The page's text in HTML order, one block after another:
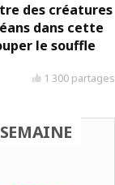
des créatures
dans cette
le souffle
1 300 partages